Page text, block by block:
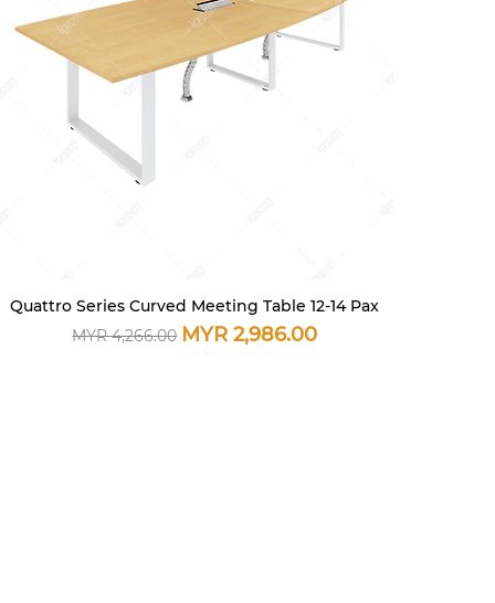
快速瀏覽
Quattro Series Curved Meeting Table 12-14 Pax
一般價格
MYR 4,266.00 促銷價格
MYR 2,986.00